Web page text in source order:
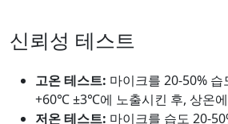
신뢰성 테스트
고온 테스트: 마이크를 20-50%
+60℃ ±3℃에 노출시킨 후, 상온
저온 테스트: 마이크를 습도 20-